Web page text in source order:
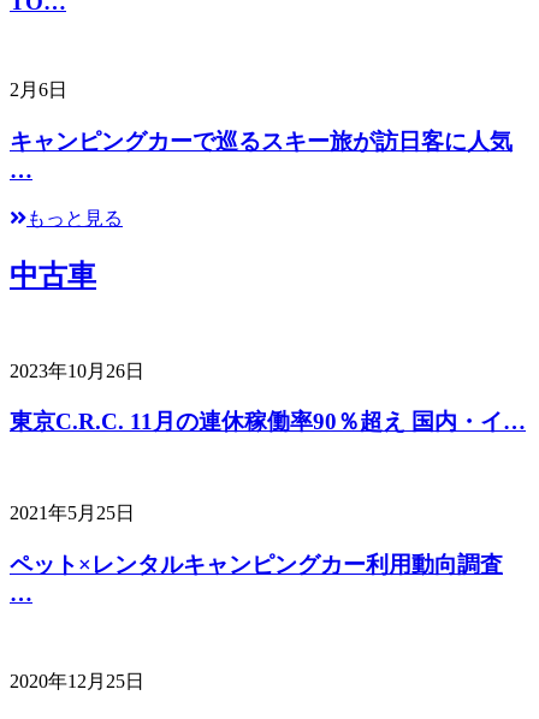
2月6日
キャンピングカーで巡るスキー旅が訪日客に人気
…
もっと見る
中古車
2023年10月26日
東京C.R.C. 11月の連休稼働率90％超え 国内・イ…
2021年5月25日
ペット×レンタルキャンピングカー利用動向調査
…
2020年12月25日